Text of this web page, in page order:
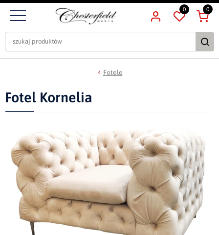
0 0
Fotele
Fotel Kornelia